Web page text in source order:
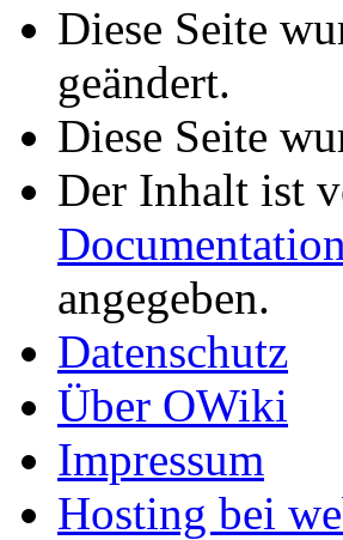
Diese Seite
geändert.
Diese Seite
Der Inhalt ist
angegeben.
Datenschutz
Über OWiki
Impressum
Hosting bei